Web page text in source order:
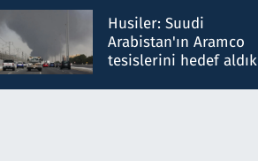
talimat verdi, ben
gönderdim
Husiler: Suudi
Arabistan'ın Aramco
tesislerini hedef aldık